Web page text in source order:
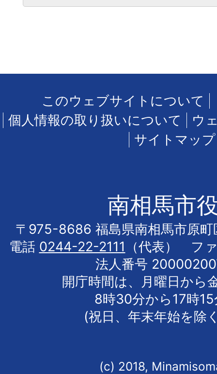
このウェブサイトについて
個人情報の取り扱いについて
ウ
サイトマップ
南相馬市
〒975-8686 福島県南相馬市原町
電話 0244-22-2111
（代表） フ
法人番号
開庁時間は、月曜日から
8時30分から17時
(祝日、年末年始を除
(c) 2018,